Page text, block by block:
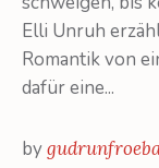
Elli Unruh
Romantik von
dafür eine...
by